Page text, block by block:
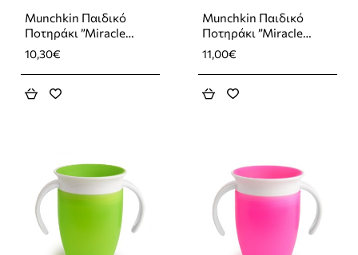
Munchkin Παιδικό
Ποτηράκι ”Miracle
360°” από Πλαστικό
Μπλε 207ml
10,30€
Munchkin Παιδικό
Ποτηράκι ”Miracle
360°” από Πλαστικό
Μωβ 207ml
11,00€